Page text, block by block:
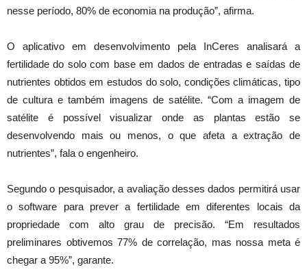
nesse período, 80% de economia na produção”, afirma.
O aplicativo em desenvolvimento pela InCeres analisará a
fertilidade do solo com base em dados de entradas e saídas de
nutrientes obtidos em estudos do solo, condições climáticas, tipo
de cultura e também imagens de satélite. “Com a imagem de
satélite é possível visualizar onde as plantas estão se
desenvolvendo mais ou menos, o que afeta a extração de
nutrientes”, fala o engenheiro.
Segundo o pesquisador, a avaliação desses dados permitirá usar
o software para prever a fertilidade em diferentes locais da
propriedade com alto grau de precisão. “Em resultados
preliminares obtivemos 77% de correlação, mas nossa meta é
chegar a 95%”, garante.